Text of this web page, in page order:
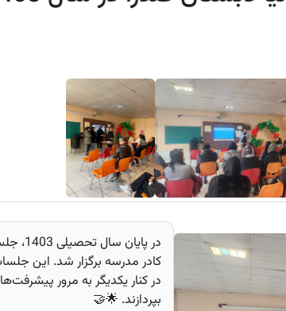
در
کادر مدرسه برگزار شد. این
در کنار یکدیگر به مرور
بپردازند. 🌟🤝